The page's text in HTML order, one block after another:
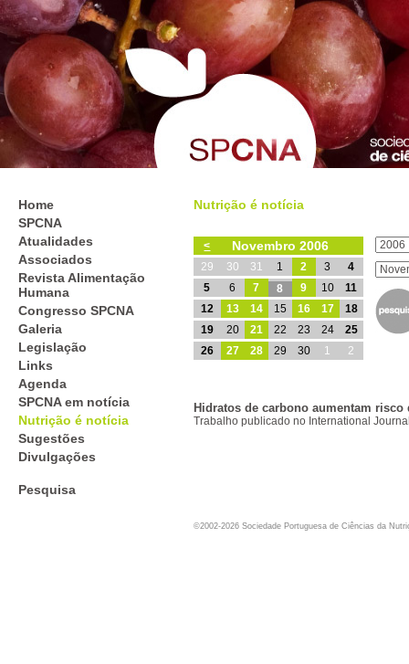
Home
SPCNA
Atualidades
Associados
Revista Alimentação
Humana
Congresso SPCNA
Galeria
Legislação
Links
Agenda
SPCNA em notícia
Nutrição é notícia
Sugestões
Divulgações
Pesquisa
Nutrição é notícia
< Novembro 2006
29 30 31 1 2 3
4
5
6 7 8 9 10
11
12
13 14 15 16 17
18
19
20 21 22 23 24
25
26
27 28 29 30 1 2
Hidratos de carbono aumentam risco
Trabalho publicado no International
©2002-2026 Sociedade Portuguesa de Ciências da